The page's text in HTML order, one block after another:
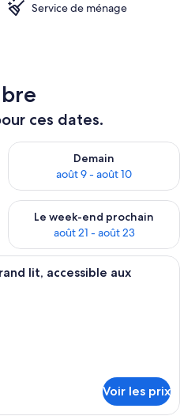
Service de ménage
ces dates.
août 8 - août 9
Demain
août 9 - août 10
Vérifier la disponibilité pour
end août 14 - août 16
Le week-end prochain
août 21 - août 23
Vérifier la disponibilité pour
Une chambre à coucher avec un
lit, accessible aux
Voir les prix